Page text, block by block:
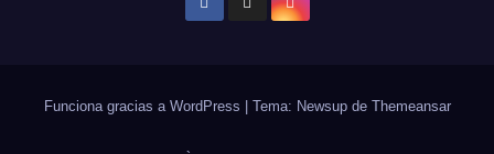
Funciona gracias a WordPress Tema: Newsup de Themeansar